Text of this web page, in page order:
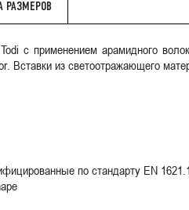
РАЗМЕРОВ
с применением арамидного
Вставки из светоотражающего
по стандарту EN 1621.1